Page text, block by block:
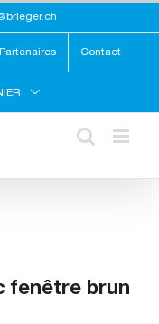
Partenaires Contact
fenêtre brun